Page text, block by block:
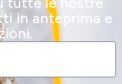
in anteprima e